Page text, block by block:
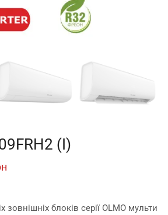
(I)
зовнішніх блоків серії OLMO мульти